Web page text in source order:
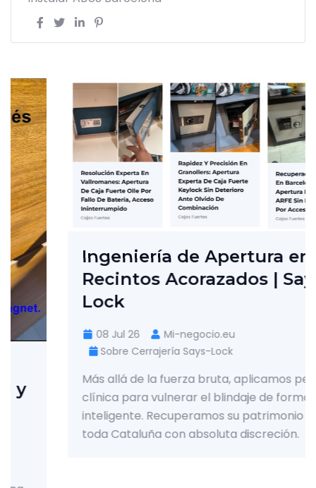
Ingeniería de Apertura en
Recintos Acorazados | Says-
Lock
08 Jul 26
Mi-negocio.eu
Sobre Cerrajería Says-Lock
Más allá de la fuerza bruta, aplicamos pericia
clínica para vulnerar el blindaje de forma
inteligente. Recuperamos su patrimonio en
toda Cataluña con absoluta discreción.